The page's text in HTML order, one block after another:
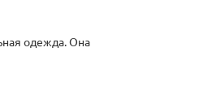
одежда. Она